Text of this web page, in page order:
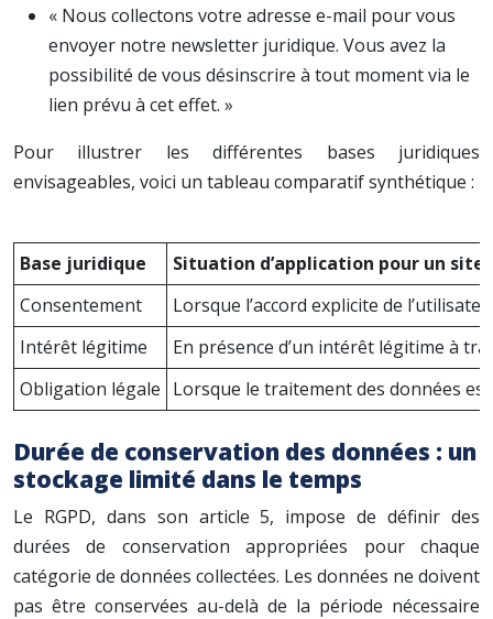
« Nous collectons votre adresse e-mail pour vous
envoyer notre newsletter juridique. Vous avez la
possibilité de vous désinscrire à tout moment via le
lien prévu à cet effet. »
Pour illustrer les différentes bases juridiques
envisageables, voici un tableau comparatif synthétique :
Base juridique
Situation d’application pour un site
Consentement
Lorsque l’accord explicite de
Intérêt légitime
En présence d’un intérêt légitime à
Obligation légale Lorsque le traitement des données
Durée de conservation des données : un
stockage limité dans le temps
Le RGPD, dans son article 5, impose de définir des
durées de conservation appropriées pour chaque
catégorie de données collectées. Les données ne doivent
pas être conservées au-delà de la période nécessaire